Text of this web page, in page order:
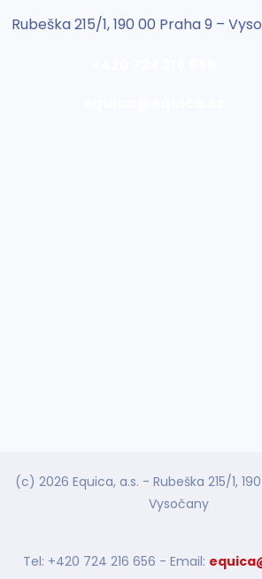
Rubeška 215/1, 190 00 Praha 9 –
(c) 2026 Equica, a.s. - Rubeška 215/1,
Vysočany
Tel: +420 724 216 656 - Email: